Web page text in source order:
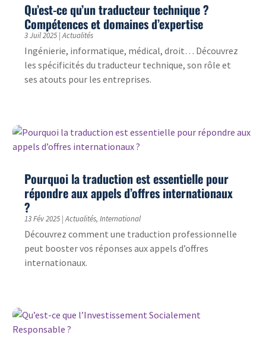
Qu’est-ce qu’un traducteur technique ?
Compétences et domaines d’expertise
3 Juil 2025 |Actualités
Ingénierie, informatique, médical, droit… Découvrez
les spécificités du traducteur technique, son rôle et
ses atouts pour les entreprises.
Pourquoi la traduction est essentielle pour
répondre aux appels d’offres internationaux
?
13 Fév 2025 |Actualités,International
Découvrez comment une traduction professionnelle
peut booster vos réponses aux appels d’offres
internationaux.